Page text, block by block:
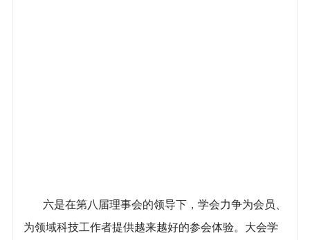
六是在第八届理事会的领导下，学会力争为会员、
为领域科技工作者提供越来越好的参会体验。大会学